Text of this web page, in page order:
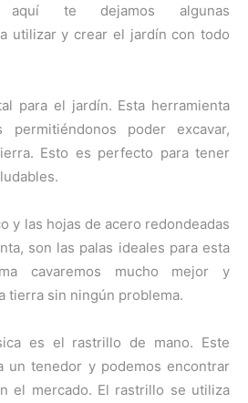
aquí te dejamos algunas
utilizar y crear el jardín con todo
para el jardín. Esta herramienta
poder excavar,
Esto es perfecto para tener
y las hojas de acero redondeadas
son las palas ideales para esta
cavaremos mucho mejor y
tierra sin ningún problema.
es el rastrillo de mano. Este
un tenedor y podemos encontrar
el mercado. El rastrillo se utiliza